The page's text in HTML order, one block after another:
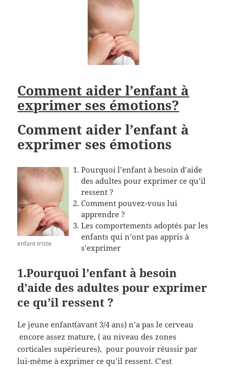
Comment aider l’enfant à
exprimer ses émotions?
Comment aider l’enfant à
exprimer ses émotions
enfant triste
Pourquoi l’enfant à besoin d’aide
des adultes pour exprimer ce qu’il
ressent ?
Comment pouvez-vous lui
apprendre ?
Les comportements adoptés par les
enfants qui n’ont pas appris à
s’exprimer
1.Pourquoi l’enfant à besoin
d’aide des adultes pour exprimer
ce qu’il ressent ?
Le jeune enfant(avant 3/4 ans) n’a pas le cerveau
encore assez mature, ( au niveau des zones
corticales supérieures), pour pouvoir réussir par
lui-même à exprimer ce qu’il ressent. C’est